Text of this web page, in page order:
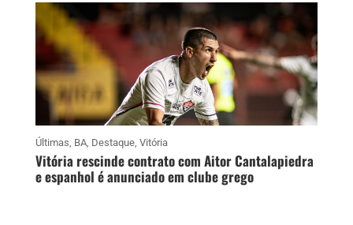
Últimas, BA, Destaque, Vitória
Vitória rescinde contrato com Aitor Cantalapiedra
e espanhol é anunciado em clube grego